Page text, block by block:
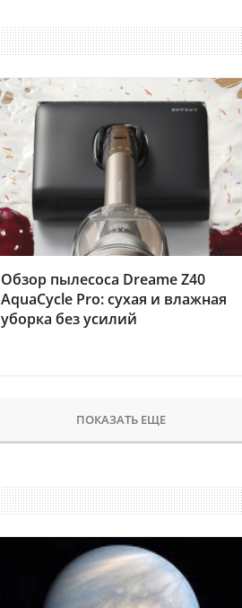
Обзор пылесоса Dreame Z40
AquaCycle Pro: сухая и влажная
уборка без усилий
ПОКАЗАТЬ ЕЩЕ